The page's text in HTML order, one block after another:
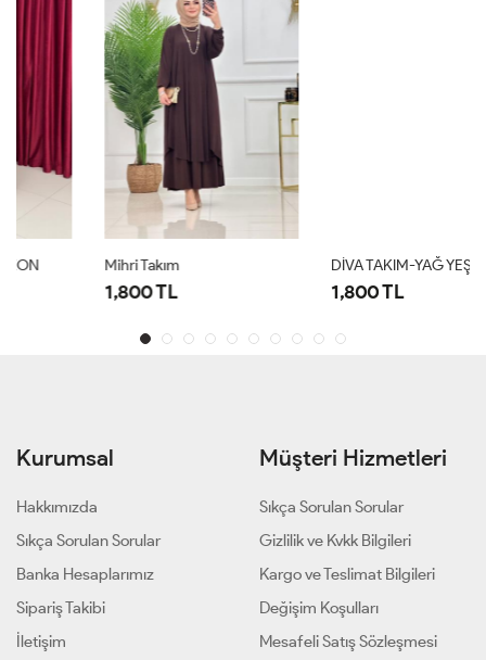
Mihri Takım DİVA TAKIM-YAĞ YEŞİL
Kurumsal
Hakkımızda
Sıkça Sorulan Sorular
Banka Hesaplarımız
Sipariş Takibi
İletişim
Müşteri Hizmetleri
Sıkça Sorulan Sorular
Gizlilik ve Kvkk Bilgileri
Kargo ve Teslimat Bilgileri
Değişim Koşulları
Mesafeli Satış Sözleşmesi